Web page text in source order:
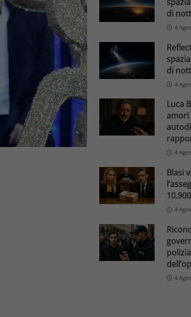
di
4
di
4
Luca
4
Blasi
4
4